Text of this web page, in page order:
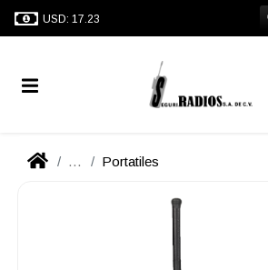
USD: 17.23
... Portatiles